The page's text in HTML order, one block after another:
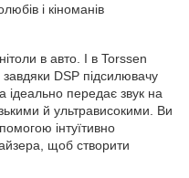
і кіноманів
в авто. І в Torssen
завдяки DSP підсилювачу
ідеально передає звук на
й ультрависокими. Ви
інтуїтивно
щоб створити